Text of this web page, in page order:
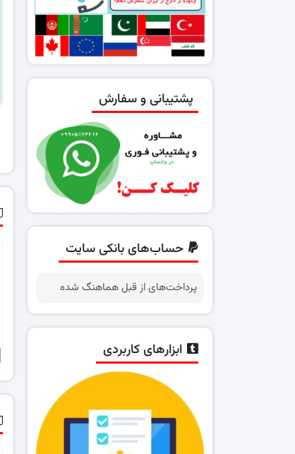
پشتیبانی و سفارش
حساب‌های بانکی سایت
پرداخت‌های از قبل هماهنگ شده
ابزارهای کاربردی